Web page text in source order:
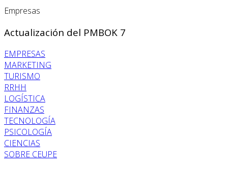
Empresas
Actualización del PMBOK 7
EMPRESAS
MARKETING
TURISMO
RRHH
LOGÍSTICA
FINANZAS
TECNOLOGÍA
PSICOLOGÍA
CIENCIAS
SOBRE CEUPE